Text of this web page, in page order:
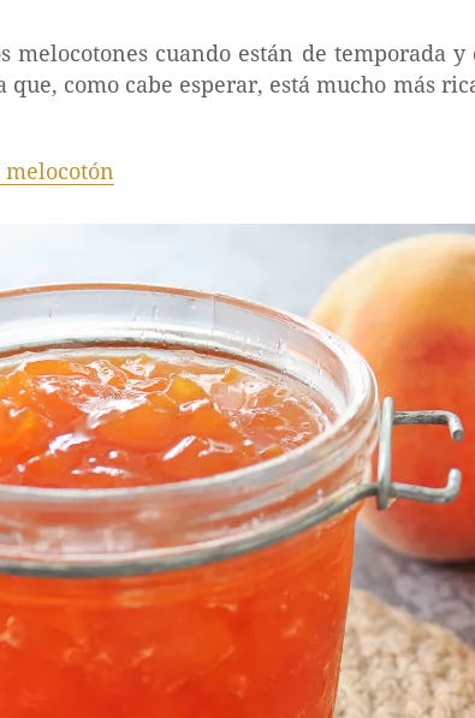
melocotones cuando están de temporada
como cabe esperar, está mucho más